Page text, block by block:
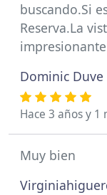
buscando.Si
Reserva.La
Dominic Duve
Hace 3 años y 1
Muy bien